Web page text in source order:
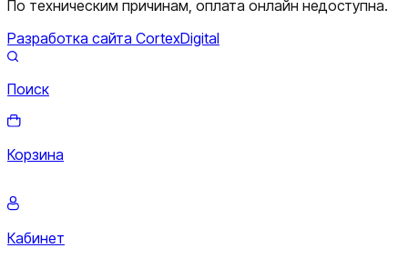
По техническим причинам, оплата онлайн недоступна.
Разработка сайта CortexDigital
Поиск
Корзина
Кабинет